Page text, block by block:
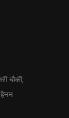
चौकी,
हेनन